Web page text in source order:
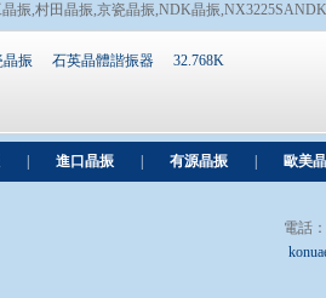
疫情開始爆發進口晶振會不會因此漲價?
發需要較長的時間,因此大部分還是選擇國外...
回答不出來,因為這是原廠內部的批次規則,...
振,村田晶振,京瓷晶振,NDK晶振,
晶振 石英晶體諧振器 32.768K
進口晶振 有源晶振 歐美
電話